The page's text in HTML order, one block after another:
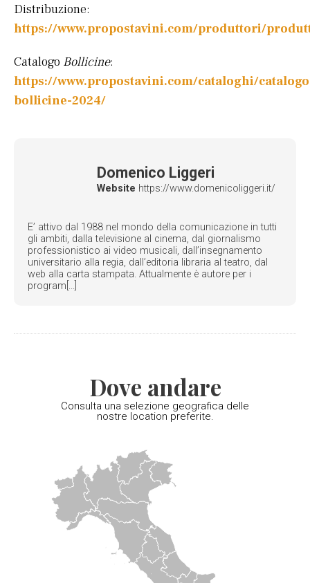
Distribuzione:
https://www.propostavini.com/produttori/
Catalogo Bollicine:
https://www.propostavini.com/cataloghi/
bollicine-2024/
Domenico Liggeri
Website https://www.domenicoliggeri.it/
E’ attivo dal 1988 nel mondo della comunicazione in tutti
gli ambiti, dalla televisione al cinema, dal giornalismo
professionistico ai video musicali, dall’insegnamento
universitario alla regia, dall’editoria libraria al teatro, dal
web alla carta stampata. Attualmente è autore per i
program[...]
Dove andare
Consulta una selezione geografica delle
nostre location preferite.